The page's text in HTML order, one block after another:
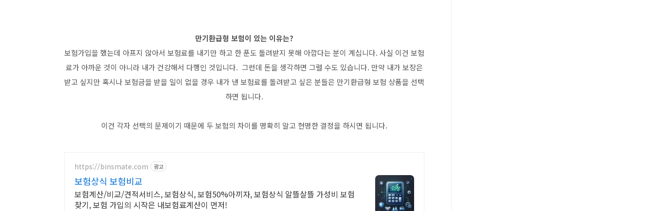
만기환급형 보험이 있는 이유는?
보험가입을 했는데 아프지 않아서 보험료를 내기만 하고 한 푼도 돌려받지 못해 아깝다는 분이 계십니다. 사실 이건 보험
료가 아까운 것이 아니라 내가 건강해서 다행인 것입니다. 그런데 돈을 생각하면 그럴 수도 있습니다. 만약 내가 보장은
받고 싶지만 혹시나 보험금을 받을 일이 없을 경우 내가 낸 보험료를 돌려받고 싶은 분들은 만기환급형 보험 상품을 선택
하면 됩니다.
이건 각자 선택의 문제이기 때문에 두 보험의 차이를 명확히 알고 현명한 결정을 하시면 됩니다.
https://binsmate.com 광고
보험상식 보험비교
보험계산/비교/견적서비스, 보험상식, 보험50%아끼자, 보험상식 알뜰살뜰 가성비 보험
찾기, 보험 가입의 시작은 내보험료계산이 먼저!